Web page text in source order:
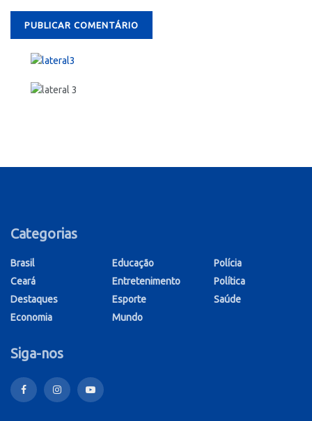
Categorias
Brasil
Ceará
Destaques
Economia
Educação
Entretenimento
Esporte
Mundo
Polícia
Política
Saúde
Siga-nos